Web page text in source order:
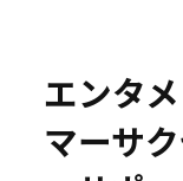
事例
エンタ
マーサ